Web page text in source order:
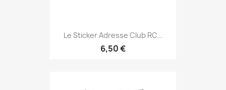
Le Sticker Adresse Club RC...
6,50 €